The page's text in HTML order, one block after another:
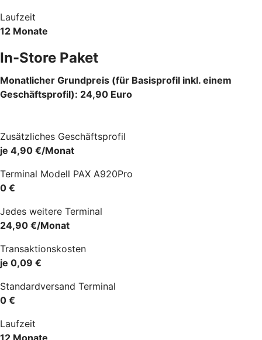
Laufzeit
12 Monate
In-Store Paket
Monatlicher Grundpreis (für Basisprofil inkl. einem
Geschäftsprofil): 24,90 Euro
Zusätzliches Geschäftsprofil
je 4,90 €/Monat
Terminal Modell PAX A920Pro
0 €
Jedes weitere Terminal
24,90 €/Monat
Transaktionskosten
je 0,09 €
Standardversand Terminal
0 €
Laufzeit
12 Monate